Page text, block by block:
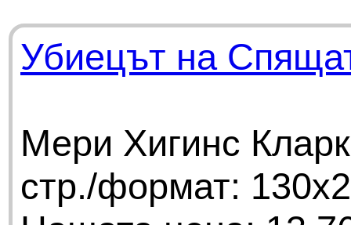
Убиецът на
Мери Хигинс
стр./формат: